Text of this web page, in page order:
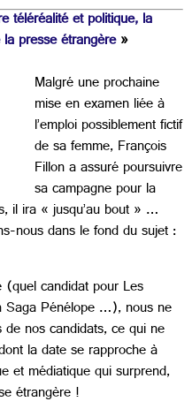
téléréalité et politique, la
presse étrangère»
Malgré une prochaine
mise en examen liée à
l’emploi possiblement fictif
de sa femme, François
Fillon a assuré poursuivre
sa campagne pour la
il ira « jusqu’au bout » …
nous dans le fond du sujet :
candidat pour Les
Saga Pénélope …), nous ne
nos candidats, ce qui ne
la date se rapproche à
et médiatique qui surprend,
étrangère !